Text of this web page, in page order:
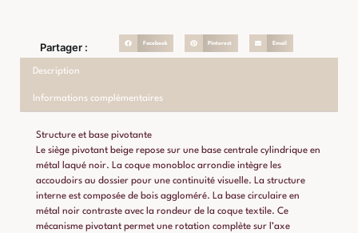
Partager : Facebook Pinterest Email
Description
Informations complémentaires
Structure et base pivotante
Le siège pivotant beige repose sur une base centrale cylindrique en
métal laqué noir. La coque monobloc arrondie intègre les
accoudoirs au dossier pour une continuité visuelle. La structure
interne est composée de bois aggloméré. La base circulaire en
métal noir contraste avec la rondeur de la coque textile. Ce
mécanisme pivotant permet une rotation complète sur l’axe